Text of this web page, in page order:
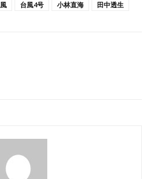
台風4号 小林直海 田中透生